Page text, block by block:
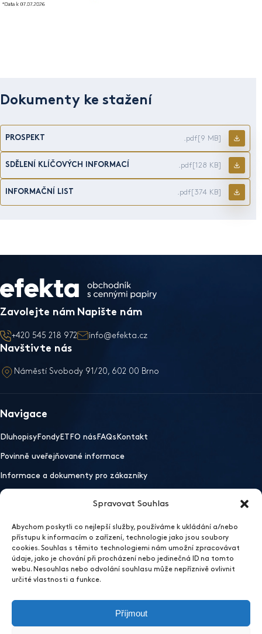
Spravovat Souhlas
Abychom poskytli co nejlepší služby, používáme k ukládání a/nebo
přístupu k informacím o zařízení, technologie jako jsou soubory
cookies. Souhlas s těmito technologiemi nám umožní zpracovávat
údaje, jako je chování při procházení nebo jedinečná ID na tomto
webu. Nesouhlas nebo odvolání souhlasu může nepříznivě ovlivnit
určité vlastnosti a funkce.
Příjmout
Dokumenty ke stažení
PROSPEKT .pdf [9 MB]
SDĚLENÍ KLÍČOVÝCH INFORMACÍ .pdf [128 KB]
INFORMAČNÍ LIST .pdf [374 KB]
Zavolejte nám
+420 545 218 972
Napište nám
info@efekta.cz
Navštivte nás
Náměstí Svobody 91/20, 602 00 Brno
Navigace
Dluhopisy Fondy ETFO nás FAQs Kontakt
Povinně uveřejňované informace
Informace a dokumenty pro zákazníky
Mobilní aplikaceOchrana osobních údajůWhistleblowing
Otevřít nastavení preferencí cookies
2026 EFEKTA obchodník s cennými papíry
Sídlo
EFEKTA obchodník s cennými papíry a.s.
Vinařská 460/3, 603 00 Brno, Pisárky